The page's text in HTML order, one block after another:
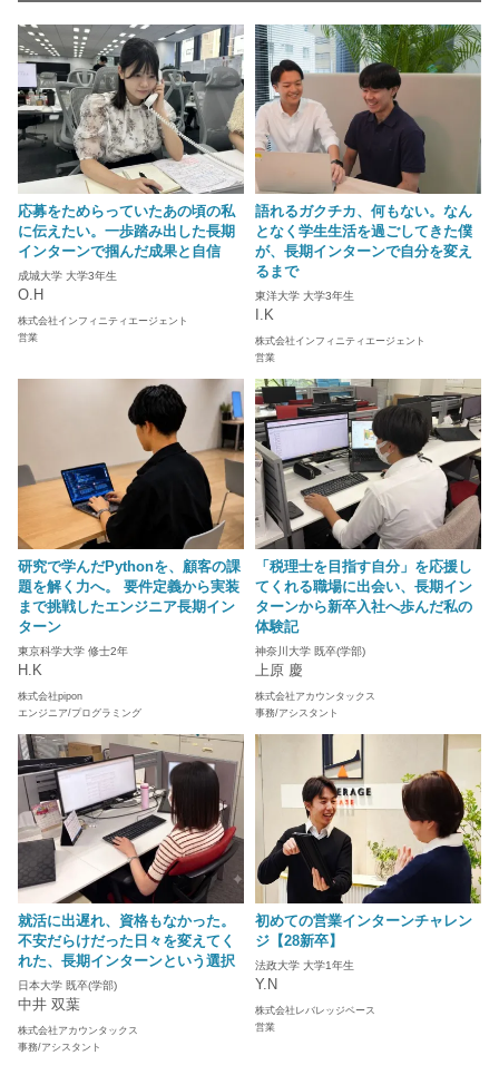
応募をためらっていたあの頃の私
に伝えたい。一歩踏み出した長期
インターンで掴んだ成果と自信
成城大学 大学3年生
O.H
株式会社インフィニティエージェント
営業
語れるガクチカ、何もない。なん
となく学生生活を過ごしてきた僕
が、長期インターンで自分を変え
るまで
東洋大学 大学3年生
I.K
株式会社インフィニティエージェント
営業
研究で学んだPythonを、顧客の課
題を解く力へ。 要件定義から実装
まで挑戦したエンジニア長期イン
ターン
東京科学大学 修士2年
H.K
株式会社pipon
エンジニア/プログラミング
「税理士を目指す自分」を応援し
てくれる職場に出会い、長期イン
ターンから新卒入社へ歩んだ私の
体験記
神奈川大学 既卒(学部)
上原 慶
株式会社アカウンタックス
事務/アシスタント
就活に出遅れ、資格もなかった。
不安だらけだった日々を変えてく
れた、長期インターンという選択
日本大学 既卒(学部)
中井 双葉
株式会社アカウンタックス
事務/アシスタント
初めての営業インターンチャレン
ジ【28新卒】
法政大学 大学1年生
Y.N
株式会社レバレッジベース
営業